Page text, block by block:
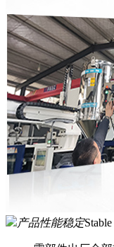
产品性能稳定